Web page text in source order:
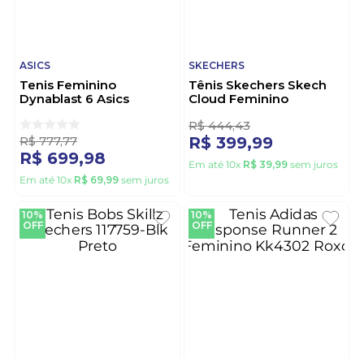
ASICS
1012c128.250 Bege
R$ 699,98
Em até10xR$ 69,99sem juros
SKECHERS
Tênis Skechers Skech
Cloud Feminino
150561br-Ccmt Roxo
R$ 444,43
Em até 10xR$ 39 ,99sem juros
10%